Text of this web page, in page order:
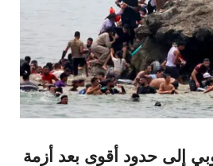
إلى حدود أقوى بعد أزمة